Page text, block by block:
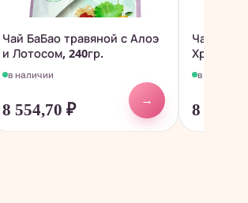
Чай БаБао травяной с Алоэ
и Лотосом, 240гр.
в наличии
8 554,70 ₽
→
Чай
и...в наличии
8